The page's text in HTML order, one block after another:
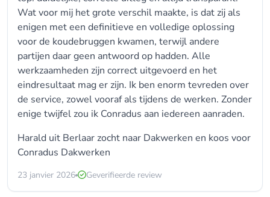
Wat voor mij het grote verschil maakte, is dat zij als
enigen met een definitieve en volledige oplossing
voor de koudebruggen kwamen, terwijl andere
partijen daar geen antwoord op hadden. Alle
werkzaamheden zijn correct uitgevoerd en het
eindresultaat mag er zijn. Ik ben enorm tevreden over
de service, zowel vooraf als tijdens de werken. Zonder
enige twijfel zou ik Conradus aan iedereen aanraden.
Harald uit Berlaar zocht naar Dakwerken en koos voor
Conradus Dakwerken
23 janvier 2026 Geverifieerde review